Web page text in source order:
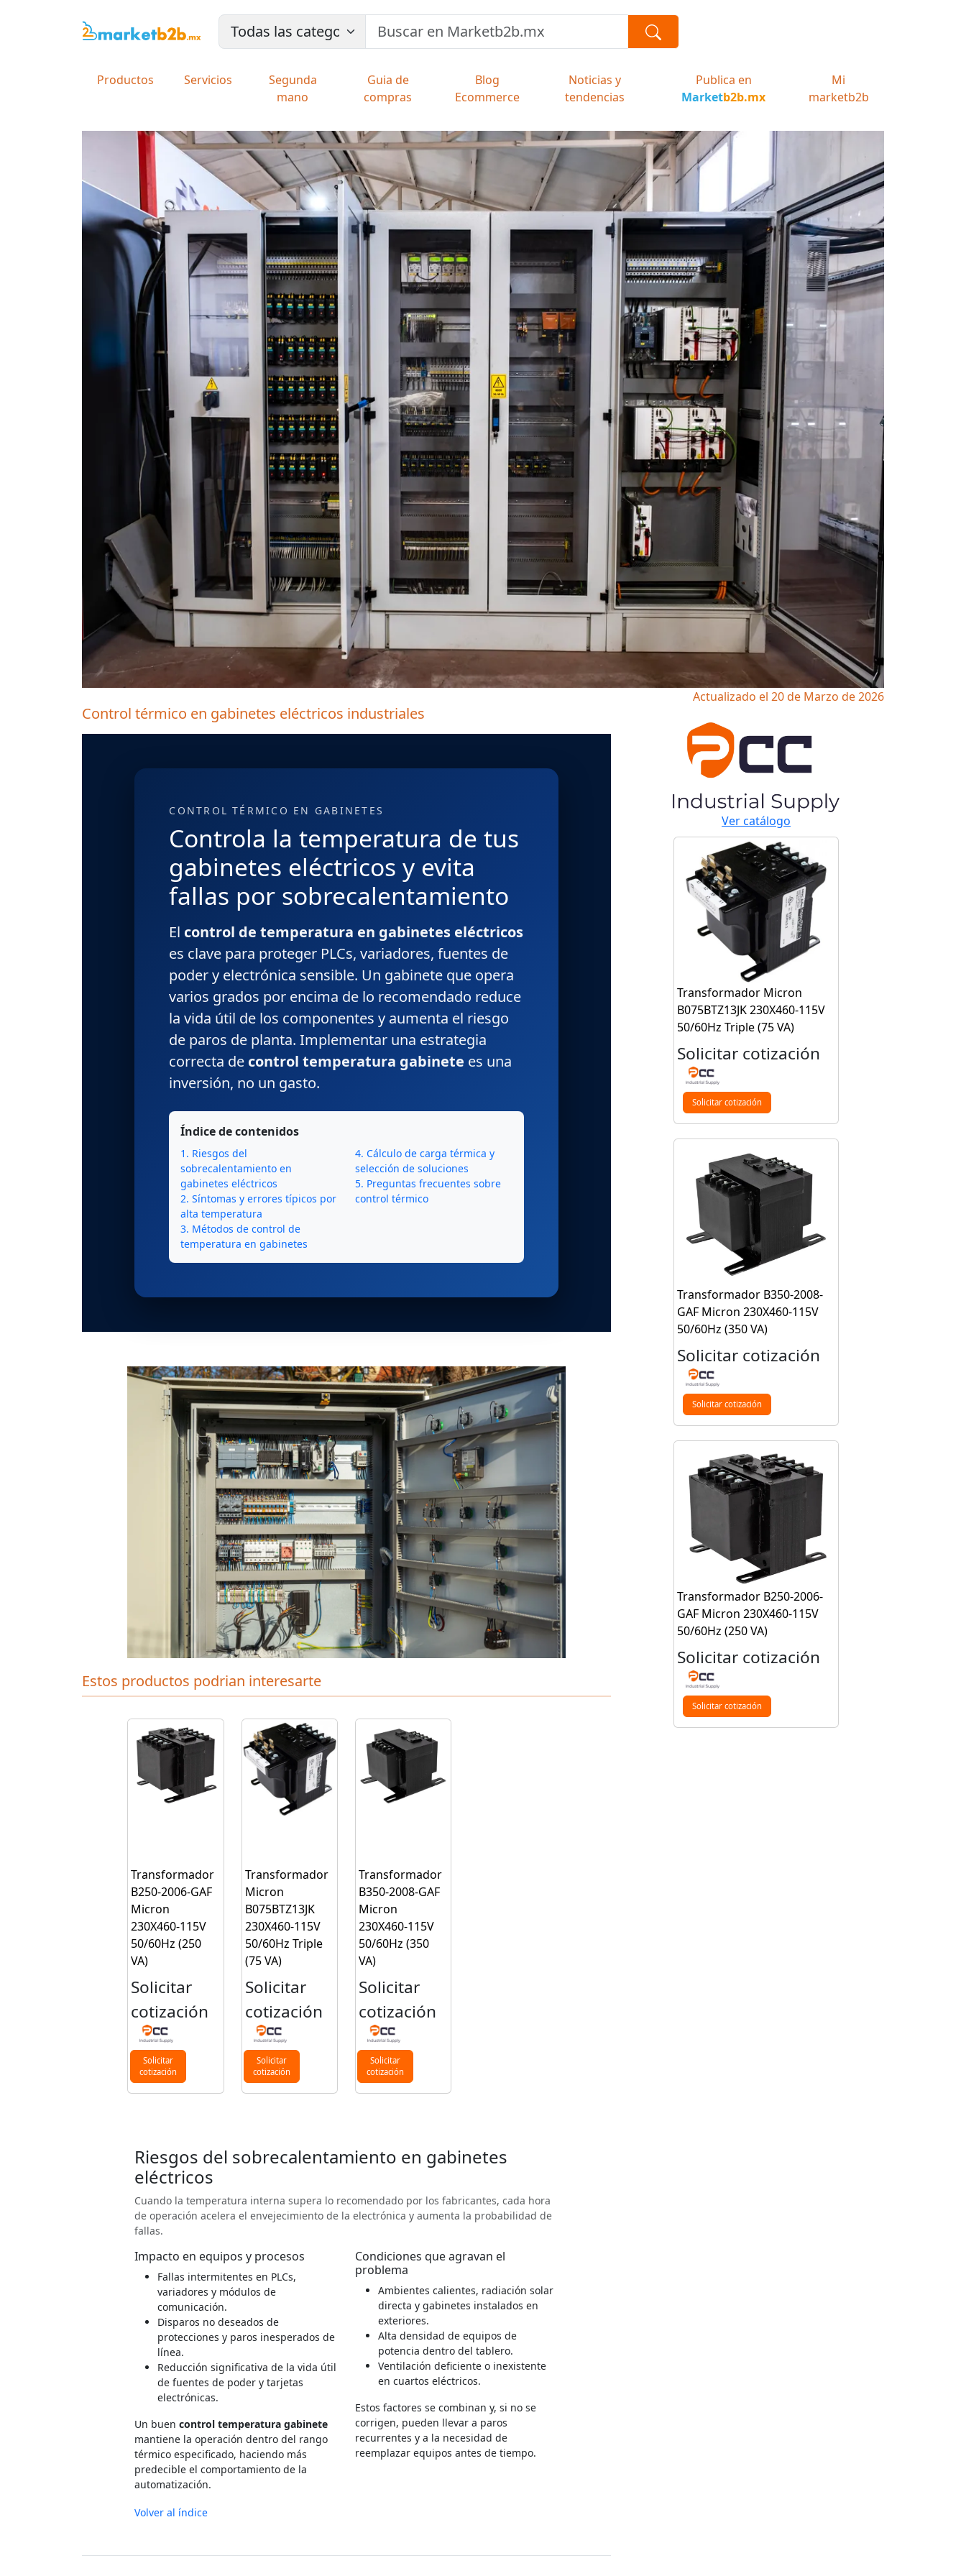
Productos Servicios
Segunda
mano
Guia de
compras
Blog
Ecommerce
Noticias y
tendencias
Publica en
Marketb2b.mx
Mi
marketb2b
Actualizado el 20 de Marzo de 2026
Control térmico en gabinetes eléctricos industriales
CONTROL TÉRMICO EN GABINETES
Controla la temperatura de tus
gabinetes eléctricos y evita
fallas por sobrecalentamiento
El control de temperatura en gabinetes eléctricos
es clave para proteger PLCs, variadores, fuentes de
poder y electrónica sensible. Un gabinete que opera
varios grados por encima de lo recomendado reduce
la vida útil de los componentes y aumenta el riesgo
de paros de planta. Implementar una estrategia
correcta de control temperatura gabinete es una
inversión, no un gasto.
Índice de contenidos
1. Riesgos del
sobrecalentamiento en
gabinetes eléctricos
2. Síntomas y errores típicos por
alta temperatura
3. Métodos de control de
temperatura en gabinetes
4. Cálculo de carga térmica y
selección de soluciones
5. Preguntas frecuentes sobre
control térmico
Estos productos podrian interesarte
Transformador
B250-2006-GAF
Micron
230X460-115V
50/60Hz (250
VA)
Solicitar
cotización
Solicitar
cotización
Transformador
Micron
B075BTZ13JK
230X460-115V
50/60Hz Triple
(75 VA)
Solicitar
cotización
Solicitar
cotización
Transformador
B350-2008-GAF
Micron
230X460-115V
50/60Hz (350
VA)
Solicitar
cotización
Solicitar
cotización
Riesgos del sobrecalentamiento en gabinetes
eléctricos
Cuando la temperatura interna supera lo recomendado por los fabricantes, cada hora
de operación acelera el envejecimiento de la electrónica y aumenta la probabilidad de
fallas.
Impacto en equipos y procesos
Fallas intermitentes en PLCs,
variadores y módulos de
comunicación.
Disparos no deseados de
protecciones y paros inesperados de
línea.
Reducción significativa de la vida útil
de fuentes de poder y tarjetas
electrónicas.
Un buencontrol temperatura gabinete
mantiene la operación dentro del rango
térmico especificado, haciendo más
predecible el comportamiento de la
automatización.
Condiciones que agravan el
problema
Ambientes calientes, radiación solar
directa y gabinetes instalados en
exteriores.
Alta densidad de equipos de
potencia dentro del tablero.
Ventilación deficiente o inexistente
en cuartos eléctricos.
Estos factores se combinan y, si no se
corrigen, pueden llevar a paros
recurrentes y a la necesidad de
reemplazar equipos antes de tiempo.
Volver al índice
Ver catálogo
Transformador Micron
B075BTZ13JK 230X460-115V
50/60Hz Triple (75 VA)
Solicitar cotización
Solicitar cotización
Transformador B350-2008-
GAF Micron 230X460-115V
50/60Hz (350 VA)
Solicitar cotización
Solicitar cotización
Transformador B250-2006-
GAF Micron 230X460-115V
50/60Hz (250 VA)
Solicitar cotización
Solicitar cotización